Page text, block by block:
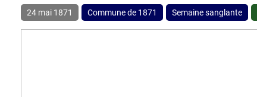
24 mai 1871 Commune de 1871 Semaine sanglante